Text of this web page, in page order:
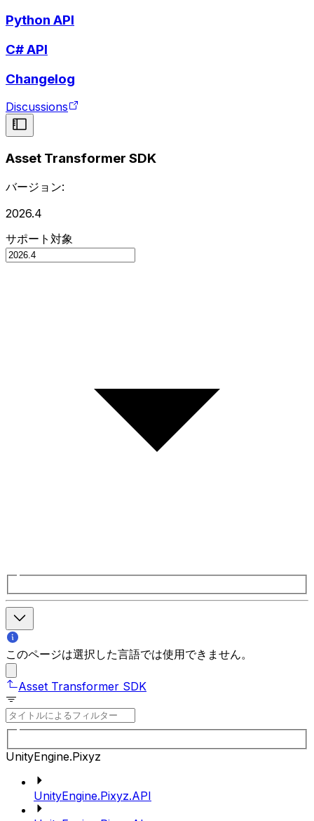
Python API
C# API
Changelog
Discussions
Asset Transformer SDK
バージョン:
2026.4
サポート対象
このページは選択した言語では使用できません。
Asset Transformer SDK
UnityEngine.Pixyz
UnityEngine.Pixyz.API